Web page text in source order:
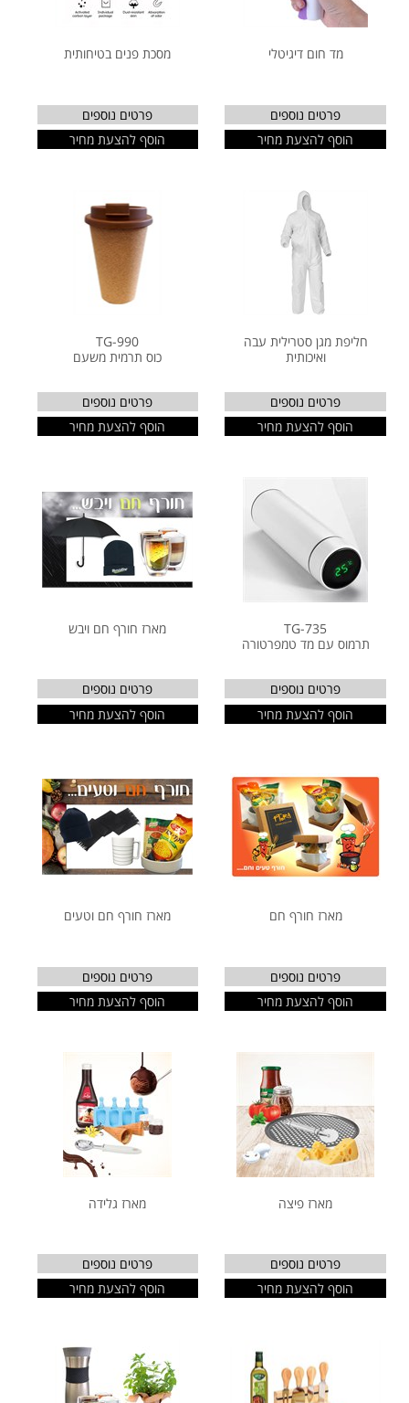
מד חום דיגיטלי
פרטים נוספים
הוסף להצעת מחיר
מסכת פנים בטיחותית
פרטים נוספים
הוסף להצעת מחיר
חליפת מגן סטרילית עבה
ואיכותית
פרטים נוספים
הוסף להצעת מחיר
TG-990
כוס תרמית משעם
פרטים נוספים
הוסף להצעת מחיר
TG-735
תרמוס עם מד טמפרטורה
פרטים נוספים
הוסף להצעת מחיר
מארז חורף חם ויבש
פרטים נוספים
הוסף להצעת מחיר
מארז חורף חם
פרטים נוספים
הוסף להצעת מחיר
מארז חורף חם וטעים
פרטים נוספים
הוסף להצעת מחיר
מארז פיצה
פרטים נוספים
הוסף להצעת מחיר
מארז גלידה
פרטים נוספים
הוסף להצעת מחיר